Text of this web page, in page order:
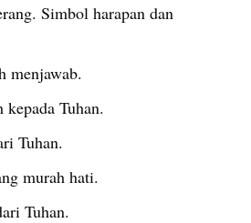
Simbol harapan dan
menjawab.
Tuhan.
Tuhan.
murah hati.
Tuhan.